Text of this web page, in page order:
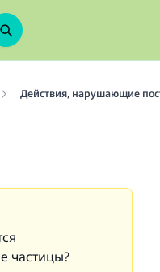
Действия, нарушающие
частицы?